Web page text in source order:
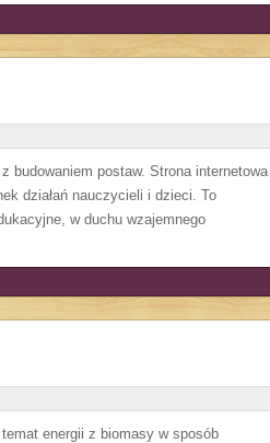
budowaniem postaw. Strona internetowa
działań nauczycieli i dzieci. To
w duchu wzajemnego
energii z biomasy w sposób